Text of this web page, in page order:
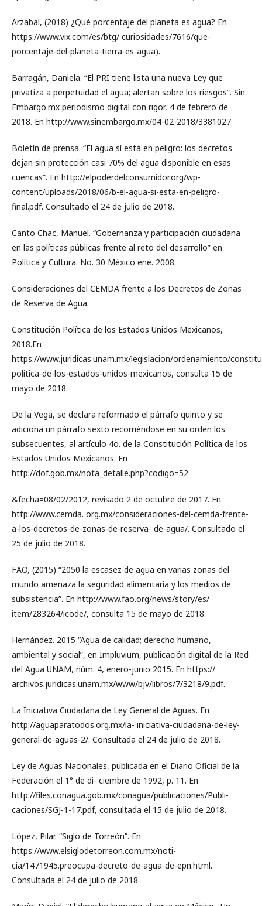
Arzabal, (2018) ¿Qué porcentaje del planeta es agua? En
https://www.vix.com/es/btg/ curiosidades/7616/que-
porcentaje-del-planeta-tierra-es-agua).
Barragán, Daniela. “El PRI tiene lista una nueva Ley que
privatiza a perpetuidad el agua; alertan sobre los riesgos”. Sin
Embargo.mx periodismo digital con rigor, 4 de febrero de
2018. En http://www.sinembargo.mx/04-02-2018/3381027.
Boletín de prensa. “El agua sí está en peligro: los decretos
dejan sin protección casi 70% del agua disponible en esas
cuencas”. En http://elpoderdelconsumidor.org/wp-
content/uploads/2018/06/b-el-agua-si-esta-en-peligro-
final.pdf. Consultado el 24 de julio de 2018.
Canto Chac, Manuel. “Gobernanza y participación ciudadana
en las políticas públicas frente al reto del desarrollo” en
Política y Cultura. No. 30 México ene. 2008.
Consideraciones del CEMDA frente a los Decretos de Zonas
de Reserva de Agua.
Constitución Política de los Estados Unidos Mexicanos,
2018.En
https://www.juridicas.unam.mx/legislacion/ordenamiento/
politica-de-los-estados-unidos-mexicanos, consulta 15 de
mayo de 2018.
De la Vega, se declara reformado el párrafo quinto y se
adiciona un párrafo sexto recorriéndose en su orden los
subsecuentes, al artículo 4o. de la Constitución Política de los
Estados Unidos Mexicanos. En
http://dof.gob.mx/nota_detalle.php?codigo=52
&fecha=08/02/2012, revisado 2 de octubre de 2017. En
http://www.cemda. org.mx/consideraciones-del-cemda-frente-
a-los-decretos-de-zonas-de-reserva- de-agua/. Consultado el
25 de julio de 2018.
FAO, (2015) “2050 la escasez de agua en varias zonas del
mundo amenaza la seguridad alimentaria y los medios de
subsistencia”. En http://www.fao.org/news/story/es/
item/283264/icode/, consulta 15 de mayo de 2018.
Hernández. 2015 “Agua de calidad; derecho humano,
ambiental y social”, en Impluvium, publicación digital de la Red
del Agua UNAM, núm. 4, enero-junio 2015. En https://
archivos.juridicas.unam.mx/www/bjv/libros/7/3218/9.pdf.
La Iniciativa Ciudadana de Ley General de Aguas. En
http://aguaparatodos.org.mx/la- iniciativa-ciudadana-de-ley-
general-de-aguas-2/. Consultada el 24 de julio de 2018.
Ley de Aguas Nacionales, publicada en el Diario Oficial de la
Federación el 1° de di- ciembre de 1992, p. 11. En
http://files.conagua.gob.mx/conagua/publicaciones/Publi-
caciones/SGJ-1-17.pdf, consultada el 15 de julio de 2018.
López, Pilar. “Siglo de Torreón”. En
https://www.elsiglodetorreon.com.mx/noti-
cia/1471945.preocupa-decreto-de-agua-de-epn.html.
Consultada el 24 de julio de 2018.